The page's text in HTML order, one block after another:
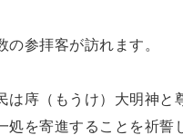
参拝客が訪れます。
庤（もうけ）大明神
を寄進することを祈